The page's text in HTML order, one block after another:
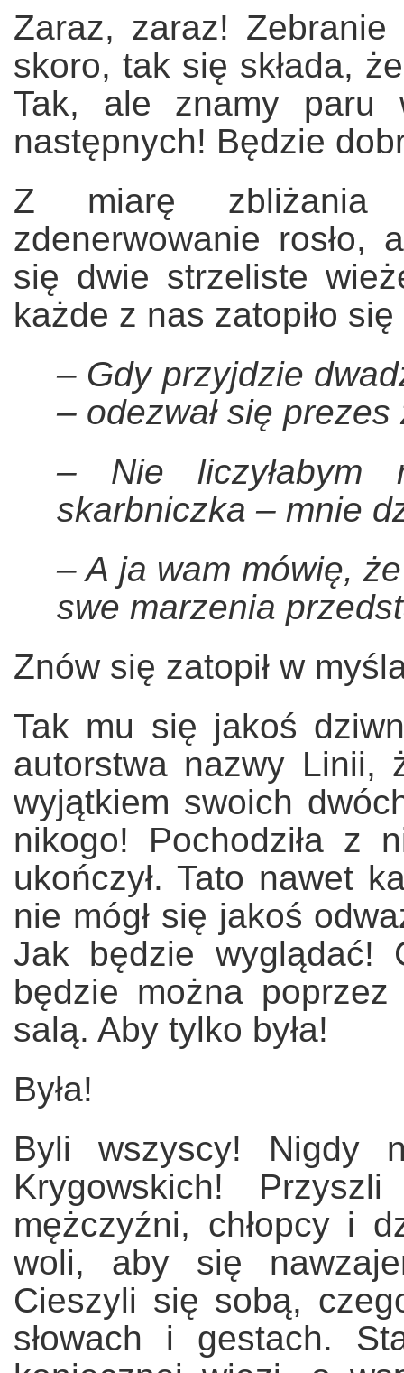
Zaraz, zaraz!
skoro, tak się składa,
Tak, ale znamy
następnych! Będzie
Z miarę
zdenerwowanie rosło,
się dwie strzeliste
każde z nas zatopiło
– Gdy przyjdzie
– odezwał się
– Nie liczyłabym
skarbniczka – mnie
– A ja wam mówię,
swe marzenia
Znów się zatopił w
Tak mu się jakoś
autorstwa nazwy Linii,
wyjątkiem swoich
nikogo! Pochodziła z
ukończył. Tato nawet
nie mógł się jakoś
Jak będzie wyglądać!
będzie można
salą. Aby tylko była!
Była!
Byli wszyscy! Nigdy
Krygowskich!
mężczyźni, chłopcy i
woli, aby się
Cieszyli się sobą,
słowach i gestach.